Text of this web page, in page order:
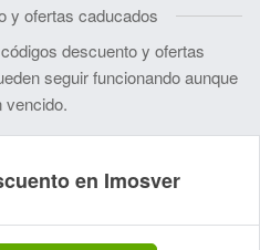
y ofertas caducados
descuento y ofertas
seguir funcionando aunque
vencido.
en Imosver